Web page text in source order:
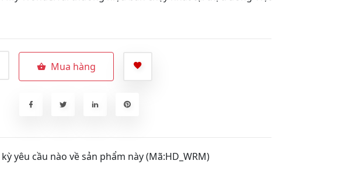
Mua hàng
yêu cầu nào về sản phẩm này (Mã:HD_WRM)